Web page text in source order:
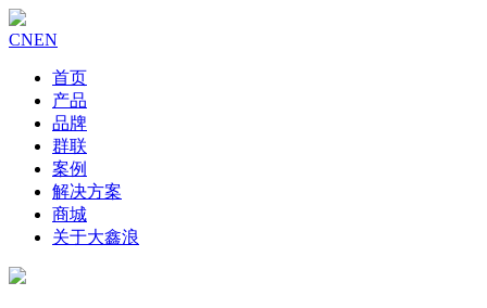
CNEN
首页
产品
品牌
群联
案例
解决方案
商城
关于大鑫浪